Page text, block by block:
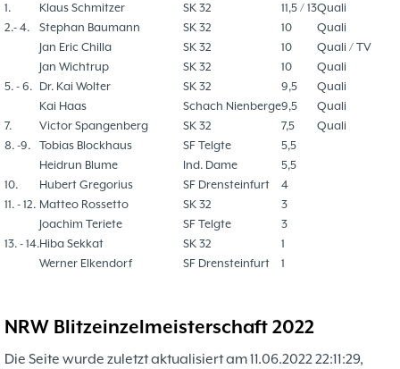
1. Klaus Schmitzer SK 32 11,5 / 13Quali
2.- 4.
Stephan Baumann SK 32 10
Quali
Jan Eric Chilla
SK 32 10
Quali / TV
Jan Wichtrup
SK 32 10
Quali
5. - 6. Dr. Kai Wolter SK 32 9,5
Quali
Kai Haas
Schach Nienberge9,5
Quali
7.
Victor Spangenberg SK 32 7,5
Quali
8. -9.
Tobias Blockhaus SF Telgte
5,5
Heidrun Blume
Ind. Dame
5,5
10.
Hubert Gregorius SF Drensteinfurt
4
11. - 12. Matteo Rossetto SK 32
3
Joachim Teriete
SF Telgte
3
13. - 14.Hiba Sekkat SK 32
1
Werner Elkendorf
SF Drensteinfurt 1
NRW Blitzeinzelmeisterschaft 2022
Die Seite wurde zuletzt aktualisiert am 11.06.2022 22:11:29,